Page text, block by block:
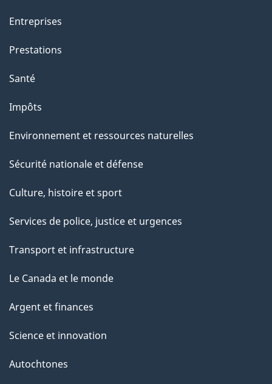
Entreprises
Prestations
Santé
Impôts
Environnement et ressources naturelles
Sécurité nationale et défense
Culture, histoire et sport
Services de police, justice et urgences
Transport et infrastructure
Le Canada et le monde
Argent et finances
Science et innovation
Autochtones